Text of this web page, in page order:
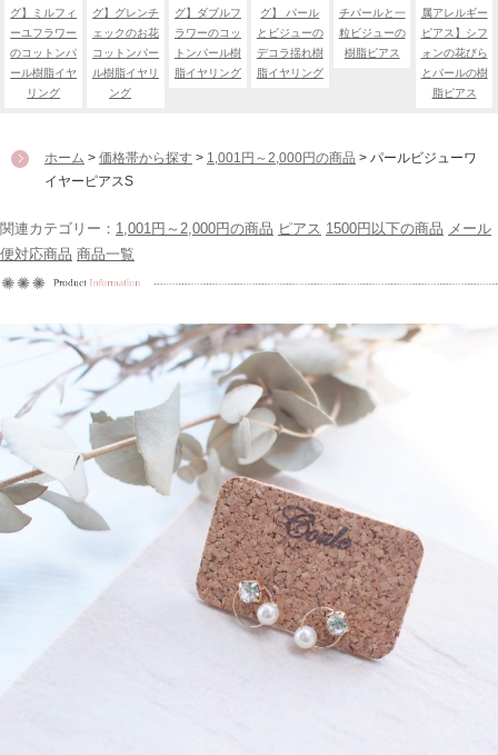
グ】ミルフィ
ーユフラワー
のコットンパ
ール樹脂イヤ
リング
グ】グレンチ
ェックのお花
コットンパー
ル樹脂イヤリ
ング
グ】ダブルフ
ラワーのコッ
トンパール樹
脂イヤリング
グ】 パール
とビジューの
デコラ揺れ樹
脂イヤリング
チパールと一
粒ビジューの
樹脂ピアス
属アレルギー
ピアス】シフ
ォンの花びら
とパールの樹
脂ピアス
ホーム > 価格帯から探す > 1,001円～2,000円の商品 > パールビジューワ
イヤーピアスS
関連カテゴリー： 1,001円～2,000円の商品 ピアス 1500円以下の商品 メール
便対応商品 商品一覧